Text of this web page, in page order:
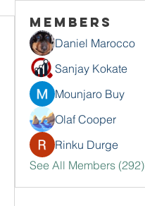
Members
Daniel Marocco
Sanjay Kokate
Mounjaro Buy
Olaf Cooper
Rinku Durge
See All Members (292)